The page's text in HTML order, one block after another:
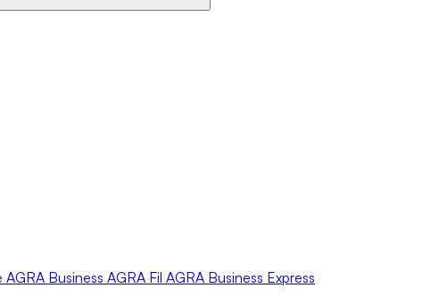
AGRA Business AGRA Fil AGRA Business Express